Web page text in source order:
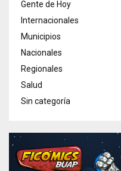
Gente de Hoy
Internacionales
Municipios
Nacionales
Regionales
Salud
Sin categoría